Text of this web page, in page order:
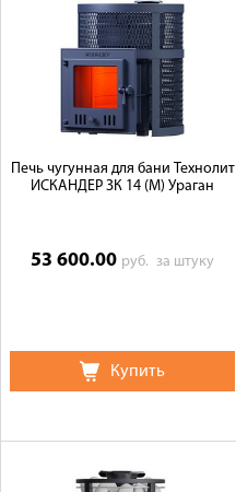
Доставка
Сотрудничество
Галерея объектов
Контакты
Печь чугунная для бани Технолит
ИСКАНДЕР ЗК 14 (М) Ураган
53 600.00 руб.за штуку
Купить